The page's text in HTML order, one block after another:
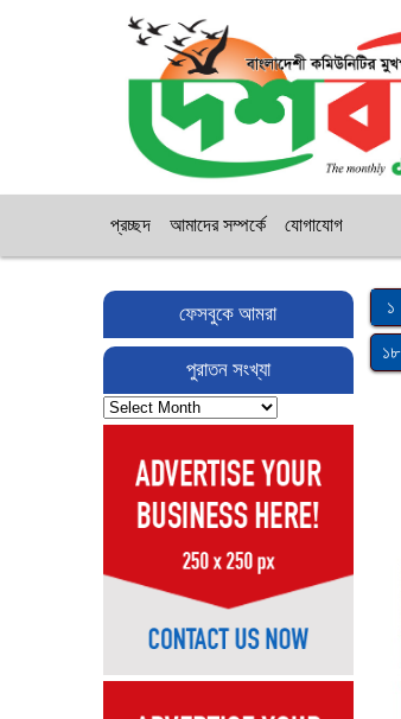
প্রচ্ছদ আমাদের সম্পর্কে যোগাযোগ
ফেসবুকে আমরা
পুরাতন সংখ্যা
পুরাতন
সংখ্যা
১
১৮